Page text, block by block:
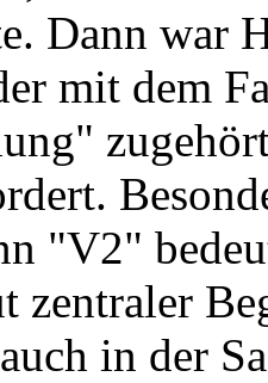
Dann war
mit dem
"V2"
zentraler
in der